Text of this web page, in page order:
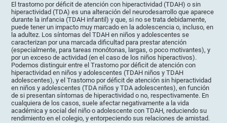
El trastorno por déficit de atención con hiperactividad (TDAH) o sin
hiperactividad (TDA) es una alteración del neurodesarrollo que aparece
durante la infancia (TDAH infantil) y que, si no se trata debidamente,
puede tener un impacto muy marcado en la adolescencia o, incluso, en
la adultez. Los síntomas del TDAH en niños y adolescentes se
caracterizan por una marcada dificultad para prestar atención
(especialmente, para tareas monótonas, largas, o poco motivantes), y
por un exceso de actividad (en el caso de los niños hiperactivos).
Podemos distinguir entre el Trastorno por déficit de atención con
hiperactividad en niños y adolescentes (TDAH niños y TDAH
adolescentes), y el Trastorno por déficit de atención sin hiperactividad
en niños y adolescentes (TDA niños y TDA adolescentes), en función
de si presentan síntomas de hiperactividad o no, respectivamente. En
cualquiera de los casos, suele afectar negativamente a la vida
académica y social del niño o adolescente con TDAH, reduciendo su
rendimiento en el colegio, y entorpeciendo sus relaciones de amistad.